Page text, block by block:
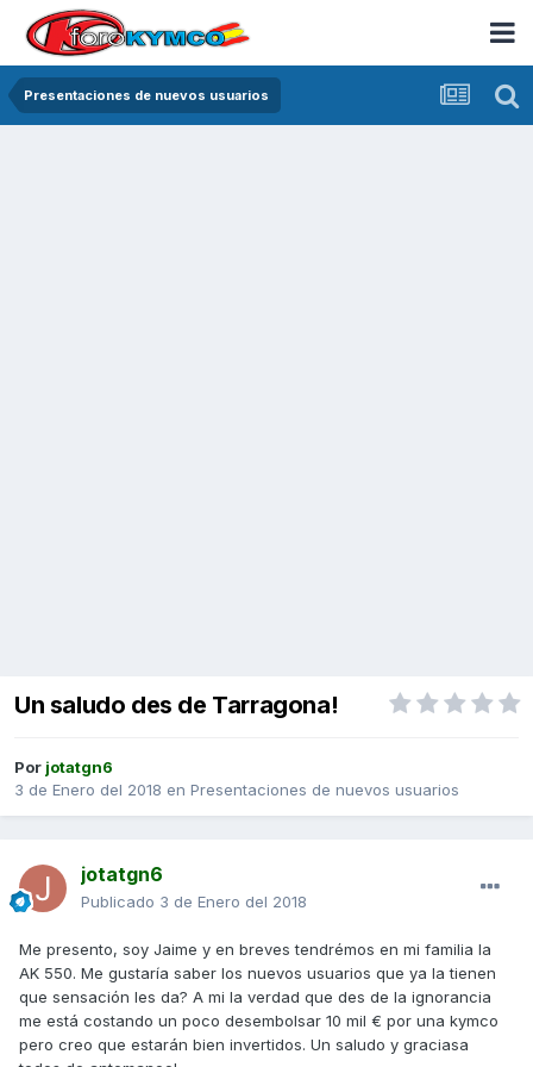
Presentaciones de nuevos usuarios
Un saludo des de Tarragona!
Por jotatgn6
3 de Enero del 2018 en Presentaciones de nuevos usuarios
jotatgn6
Publicado 3 de Enero del 2018
Me presento, soy Jaime y en breves tendrémos en mi familia la
AK 550. Me gustaría saber los nuevos usuarios que ya la tienen
que sensación les da? A mi la verdad que des de la ignorancia
me está costando un poco desembolsar 10 mil € por una kymco
pero creo que estarán bien invertidos. Un saludo y graciasa